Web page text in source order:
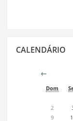
Calendário
CALENDÁRIO
←
Dom
2
9